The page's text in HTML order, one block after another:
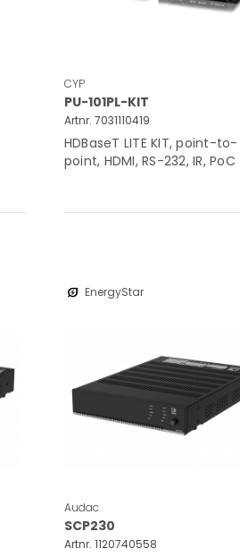
CYP
PU-101PL-KIT
Artnr. 7031110419
HDBaseT LITE KIT, point-to-
point, HDMI, RS-232, IR, PoC
energy_savings_leaf EnergyStar
Audac
SCP230
Artnr. 1120740558